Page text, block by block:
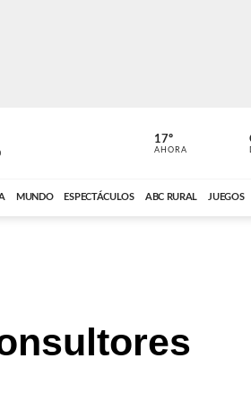
NO TIENE
ABC CARDINAL
17º
AHORA
MUNDO ESPECTÁCULOS ABC RURAL JUEGOS